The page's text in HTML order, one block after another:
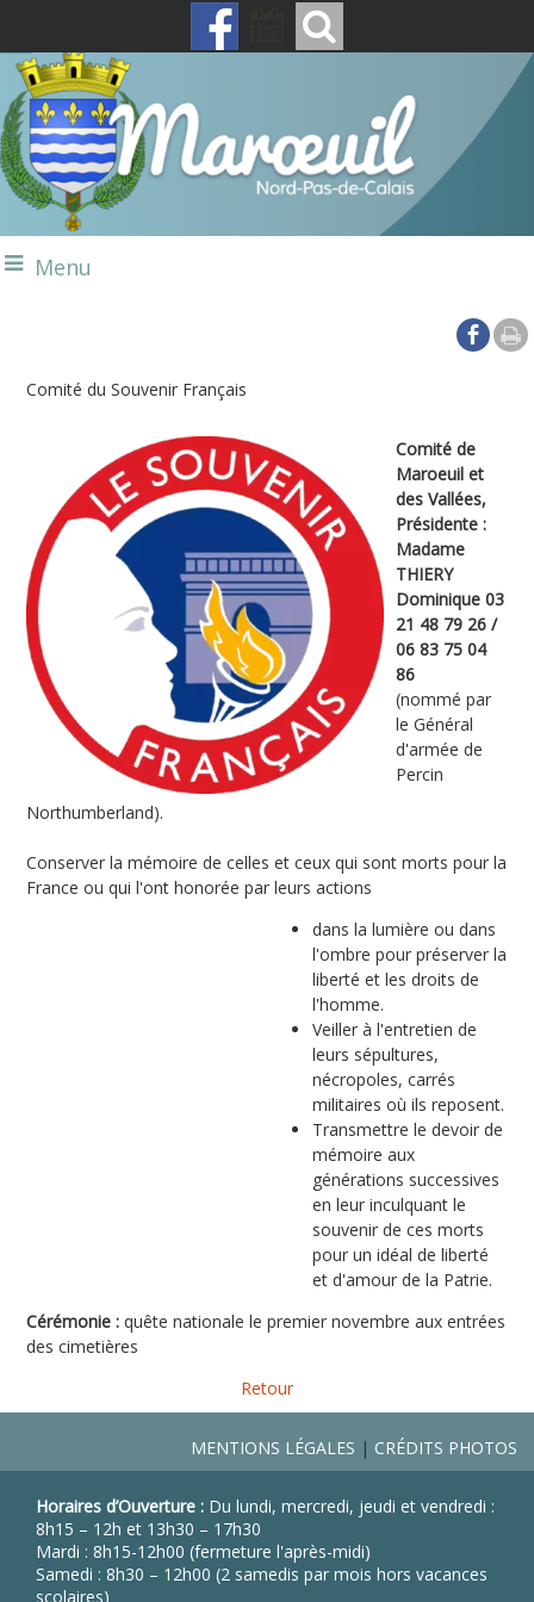
Menu
Comité du Souvenir Français
Comité de
Maroeuil et
des Vallées,
Présidente :
Madame
THIERY
Dominique 03
21 48 79 26 /
06 83 75 04
86
(nommé par
le Général
d'armée de
Percin
Northumberland).
Conserver la mémoire de celles et ceux qui sont morts pour la
France ou qui l'ont honorée par leurs actions
dans la lumière ou dans
l'ombre pour préserver la
liberté et les droits de
l'homme.
Veiller à l'entretien de
leurs sépultures,
nécropoles, carrés
militaires où ils reposent.
Transmettre le devoir de
mémoire aux
générations successives
en leur inculquant le
souvenir de ces morts
pour un idéal de liberté
et d'amour de la Patrie.
Cérémonie : quête nationale le premier novembre aux entrées
des cimetières
Retour
MENTIONS LÉGALES CRÉDITS PHOTOS
Horaires d’Ouverture : Du lundi, mercredi, jeudi et vendredi :
8h15 – 12h et 13h30 – 17h30
Mardi : 8h15-12h00 (fermeture l'après-midi)
Samedi : 8h30 – 12h00 (2 samedis par mois hors vacances
scolaires)